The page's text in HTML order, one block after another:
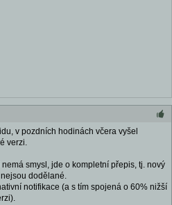
v pozdních hodinách včera vyšel
verzi.
smysl, jde o kompletní přepis, tj. nový
dodělané.
notifikace (a s tím spojená o 60% nižší